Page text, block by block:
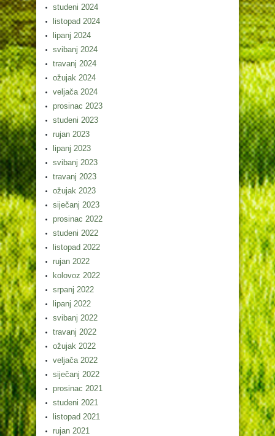
studeni 2024
listopad 2024
lipanj 2024
svibanj 2024
travanj 2024
ožujak 2024
veljača 2024
prosinac 2023
studeni 2023
rujan 2023
lipanj 2023
svibanj 2023
travanj 2023
ožujak 2023
siječanj 2023
prosinac 2022
studeni 2022
listopad 2022
rujan 2022
kolovoz 2022
srpanj 2022
lipanj 2022
svibanj 2022
travanj 2022
ožujak 2022
veljača 2022
siječanj 2022
prosinac 2021
studeni 2021
listopad 2021
rujan 2021